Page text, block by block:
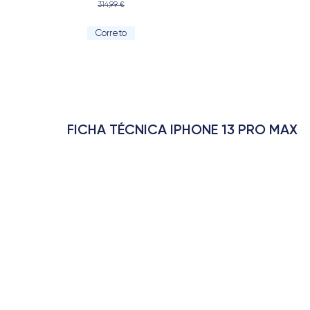
314,99 €
Correto
FICHA TÉCNICA IPHONE 13 PRO MAX